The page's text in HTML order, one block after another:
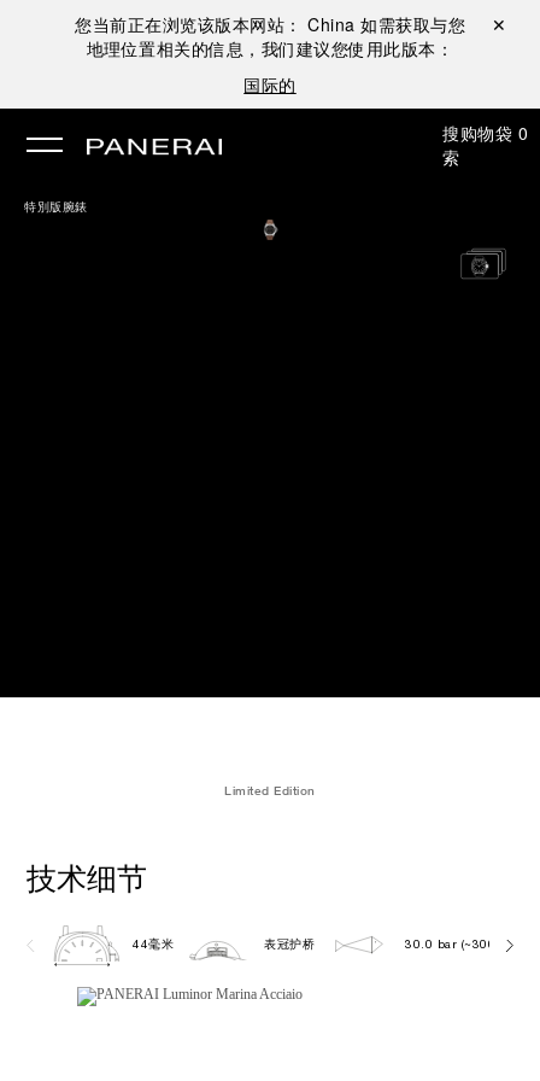
您当前正在浏览该版本网站： China 如需获取与您
地理位置相关的信息，我们建议您使用此版本：
国际的
关闭 ✕
搜
索
购物袋 0
特別版腕錶
Limited Edition
技术细节
44毫米 表冠护桥 30.0 bar (~300.0